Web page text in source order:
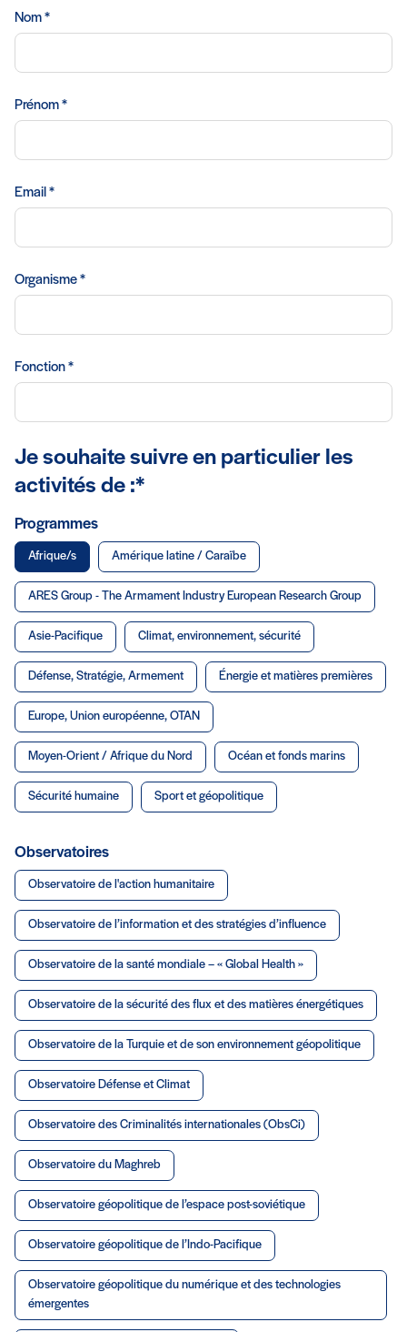
Nom *
Prénom *
Email *
Organisme *
Fonction *
Je souhaite suivre en particulier les
activités de :*
Programmes
Afrique/s Amérique latine / Caraïbe
ARES Group - The Armament Industry European Research Group
Asie-Pacifique Climat, environnement, sécurité
Défense, Stratégie, Armement Énergie et matières premières
Europe, Union européenne, OTAN
Moyen-Orient / Afrique du Nord Océan et fonds marins
Sécurité humaine Sport et géopolitique
Observatoires
Observatoire de l'action humanitaire
Observatoire de l’information et des stratégies d’influence
Observatoire de la santé mondiale – « Global Health »
Observatoire de la sécurité des flux et des matières énergétiques
Observatoire de la Turquie et de son environnement géopolitique
Observatoire Défense et Climat
Observatoire des Criminalités internationales (ObsCi)
Observatoire du Maghreb
Observatoire géopolitique de l’espace post-soviétique
Observatoire géopolitique de l’Indo-Pacifique
Observatoire géopolitique du numérique et des technologies
émergentes